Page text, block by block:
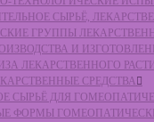
СЫРЬЁ,
ГРУППЫ
И
ЛЕКАРСТВЕННОГО
СРЕДСТВА
СЫРЬЁ ДЛЯ
ФОРМЫ